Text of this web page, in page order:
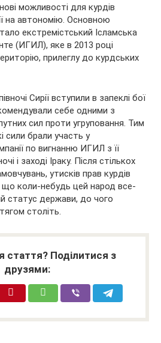
можливості для курдів
на автономію. Основною
екстремістський Ісламська
(ИГИЛ), яке в 2013 році
прилеглу до курдських
Сирії вступили в запеклі бої
себе одними з
сил проти угруповання. Тим
сили брали участь у
по вигнанню ИГИЛ з її
і заході Іраку. Після стількох
утисків прав курдів
що коли-небудь цей народ все-
статус держави, до чого
століть.
стаття? Поділитися з
друзями: